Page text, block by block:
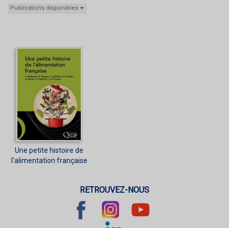
Publications disponibles
Une petite histoire de
l'alimentation française
RETROUVEZ-NOUS